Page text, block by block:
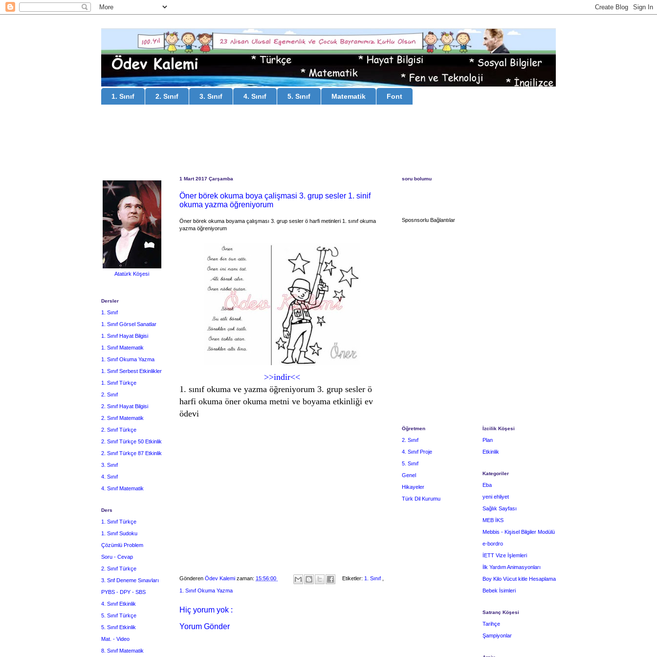
1. Sınıf 2. Sınıf 3. Sınıf 4. Sınıf 5. Sınıf Matematik Font
1 Mart 2017 Çarşamba
Öner börek okuma boya çalişmasi 3. grup sesler 1. sinif
okuma yazma öğreniyorum
Öner börek okuma boyama çalışması 3. grup sesler ö harfi metinleri 1. sınıf okuma
yazma öğreniyorum
>>indir<<
1. sınıf okuma ve yazma öğreniyorum 3. grup sesler ö
harfi okuma öner okuma metni ve boyama etkinliği ev
ödevi
Gönderen Ödev Kalemi zaman: 15:56:00 Etiketler: 1. Sınıf
1. Sınıf Okuma Yazma
Hiç yorum yok :
Yorum Gönder
Atatürk Köşesi
Dersler
1. Sınıf
1. Sınıf Görsel Sanatlar
1. Sınıf Hayat Bilgisi
1. Sınıf Matematik
1. Sınıf Okuma Yazma
1. Sınıf Serbest Etkinlikler
1. Sınıf Türkçe
2. Sınıf
2. Sınıf Hayat Bilgisi
2. Sınıf Matematik
2. Sınıf Türkçe
2. Sınıf Türkçe 50 Etkinlik
2. Sınıf Türkçe 87 Etkinlik
3. Sınıf
4. Sınıf
4. Sınıf Matematik
Ders
1. Sınıf Türkçe
1. Sınıf Sudoku
Çözümlü Problem
Soru - Cevap
2. Sınıf Türkçe
3. Snf Deneme Sınavları
PYBS - DPY - SBS
4. Sınıf Etkinlik
5. Sınıf Türkçe
5. Sınıf Etkinlik
Mat. - Video
8. Sınıf Matematik
soru bolumu
Sposnsorlu Bağlantılar
Öğretmen
2. Sınıf
4. Sınıf Proje
5. Sınıf
Genel
Hikayeler
Türk Dil Kurumu
İzcilik Köşesi
Plan
Etkinlik
Kategoriler
Eba
yeni ehliyet
Sağlık Sayfası
MEB İKS
Mebbis - Kişisel Bilgiler Modülü
e-bordro
İETT Vize İşlemleri
İlk Yardım Animasyonları
Boy Kilo Vücut kitle Hesaplama
Bebek İsimleri
Satranç Köşesi
Tarihçe
Şampiyonlar